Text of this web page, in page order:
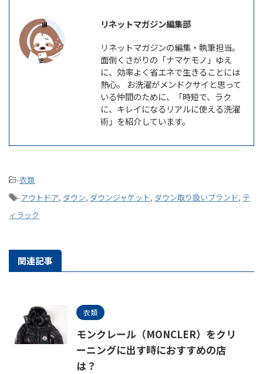
リネットマガジン編集部
リネットマガジンの編集・執筆担当。
面倒くさがりの「ナマケモノ」ゆえ
に、効率よく省エネで生きることには
熱心。 お洗濯がメンドクサイと思って
いる仲間のために、「時短で、ラク
に、キレイになるリアルに使える洗濯
術」を紹介しています。
-衣類
-アウトドア, ダウン, ダウンジャケット, ダウン取り扱いブランド, テ
ィラック
関連記事
衣類
モンクレール（MONCLER）をクリ
ーニングに出す時におすすめの店
は？